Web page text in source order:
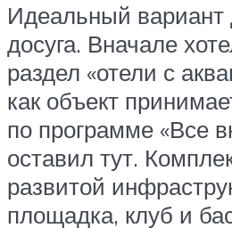
Идеальный вариант
досуга. Вначале
раздел «отели с
как объект
по программе «Все
оставил тут.
развитой
площадка, клуб и